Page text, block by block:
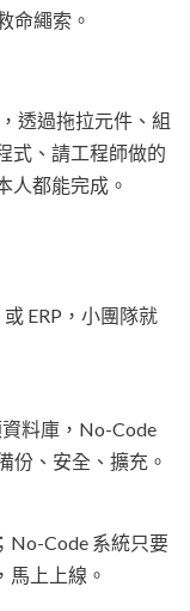
命繩索。
透過拖拉元件、組
式、請工程師做的
人都能完成。
ERP，小團隊就
料庫，No-Code
份、安全、擴充。
No-Code 系統只要
馬上上線。